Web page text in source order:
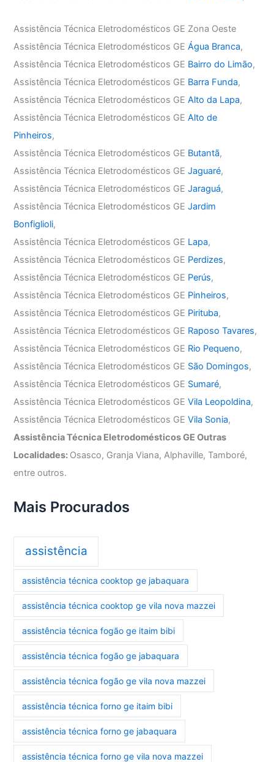
Assistência Técnica Eletrodomésticos GE Zona Oeste
Assistência Técnica Eletrodomésticos GEÁgua Branca,
Assistência Técnica Eletrodomésticos GE Bairro do Limão,
Assistência Técnica Eletrodomésticos GE Barra Funda,
Assistência Técnica Eletrodomésticos GEAlto da Lapa,
Assistência Técnica Eletrodomésticos GEAlto de
Pinheiros,
Assistência Técnica Eletrodomésticos GE Butantã,
Assistência Técnica Eletrodomésticos GEJaguaré,
Assistência Técnica Eletrodomésticos GEJaraguá,
Assistência Técnica Eletrodomésticos GEJardim
Bonfiglioli,
Assistência Técnica Eletrodomésticos GE Lapa,
Assistência Técnica Eletrodomésticos GE Perdizes,
Assistência Técnica Eletrodomésticos GE Perús,
Assistência Técnica Eletrodomésticos GE Pinheiros,
Assistência Técnica Eletrodomésticos GE Pirituba,
Assistência Técnica Eletrodomésticos GE Raposo Tavares,
Assistência Técnica Eletrodomésticos GE Rio Pequeno,
Assistência Técnica Eletrodomésticos GE São Domingos,
Assistência Técnica Eletrodomésticos GE Sumaré,
Assistência Técnica Eletrodomésticos GEVila Leopoldina,
Assistência Técnica Eletrodomésticos GEVila Sonia,
Assistência Técnica Eletrodomésticos GE Outras
Localidades: Osasco, Granja Viana, Alphaville, Tamboré,
entre outros.
Mais Procurados
assistência
assistência técnica cooktop ge jabaquara
assistência técnica cooktop ge vila nova mazzei
assistência técnica fogão ge itaim bibi
assistência técnica fogão ge jabaquara
assistência técnica fogão ge vila nova mazzei
assistência técnica forno ge itaim bibi
assistência técnica forno ge jabaquara
assistência técnica forno ge vila nova mazzei